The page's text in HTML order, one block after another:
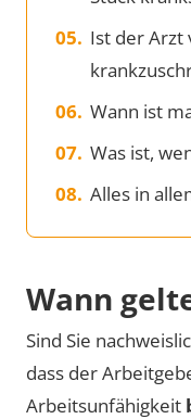
Ist der Arzt
Wann ist
Was ist,
Alles in
Wann
Sind Sie
dass der
Arbeitsunfähigkeit